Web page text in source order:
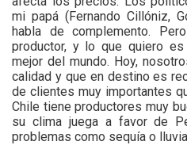
mi papá (Fernando Cillóniz,
habla de complemento.
productor, y lo que quiero
mejor del mundo. Hoy,
calidad y que en destino es
de clientes muy importantes
Chile tiene productores muy
su clima juega a favor de
problemas como sequía o